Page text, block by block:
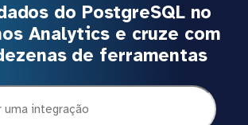
do PostgreSQL no
Analytics e cruze com
de ferramentas